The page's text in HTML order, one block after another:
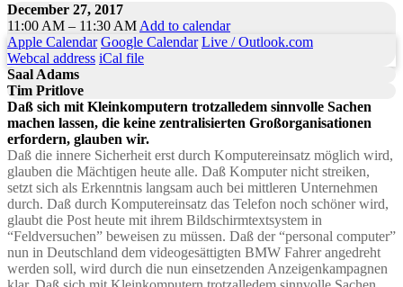
December 27, 2017
11:00 AM – 11:30 AM Add to calendar
Apple Calendar Google Calendar Live / Outlook.com
Webcal address iCal file
Saal Adams
Tim Pritlove
Daß sich mit Kleinkomputern trotzalledem sinnvolle Sachen
machen lassen, die keine zentralisierten Großorganisationen
erfordern, glauben wir.
Daß die innere Sicherheit erst durch Komputereinsatz möglich wird,
glauben die Mächtigen heute alle. Daß Komputer nicht streiken,
setzt sich als Erkenntnis langsam auch bei mittleren Unternehmen
durch. Daß durch Komputereinsatz das Telefon noch schöner wird,
glaubt die Post heute mit ihrem Bildschirmtextsystem in
“Feldversuchen” beweisen zu müssen. Daß der “personal computer”
nun in Deutschland dem videogesättigten BMW Fahrer angedreht
werden soll, wird durch die nun einsetzenden Anzeigenkampagnen